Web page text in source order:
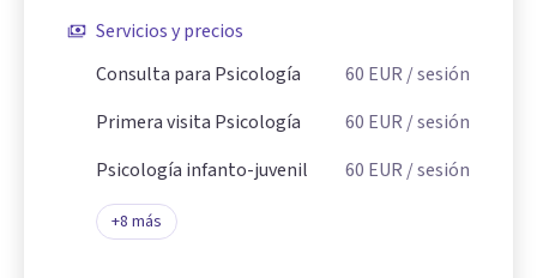
Servicios y precios
Consulta para Psicología
60 EUR / sesión
Primera visita Psicología
60 EUR / sesión
Psicología infanto-juvenil
60 EUR / sesión
+8 más